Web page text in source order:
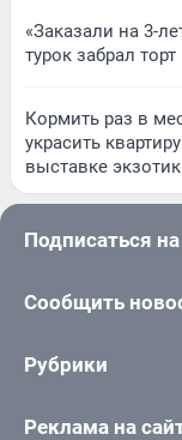
«Заказали на 3-
турок забрал
Кормить раз в
украсить
выставке
Подписаться
Сообщить
Рубрики
Реклама на